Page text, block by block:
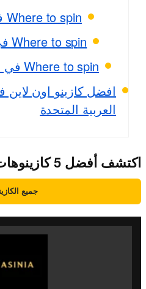
Where to spin في أمريكا؟
Where to spin في نيوزيلندا؟
Where to spin في جنوب أفريقيا؟
افضل كازينو اون لاين
العربية المتحدة
اكتشف أفضل 5 كازينوهات اون لاين في 2026
جميع